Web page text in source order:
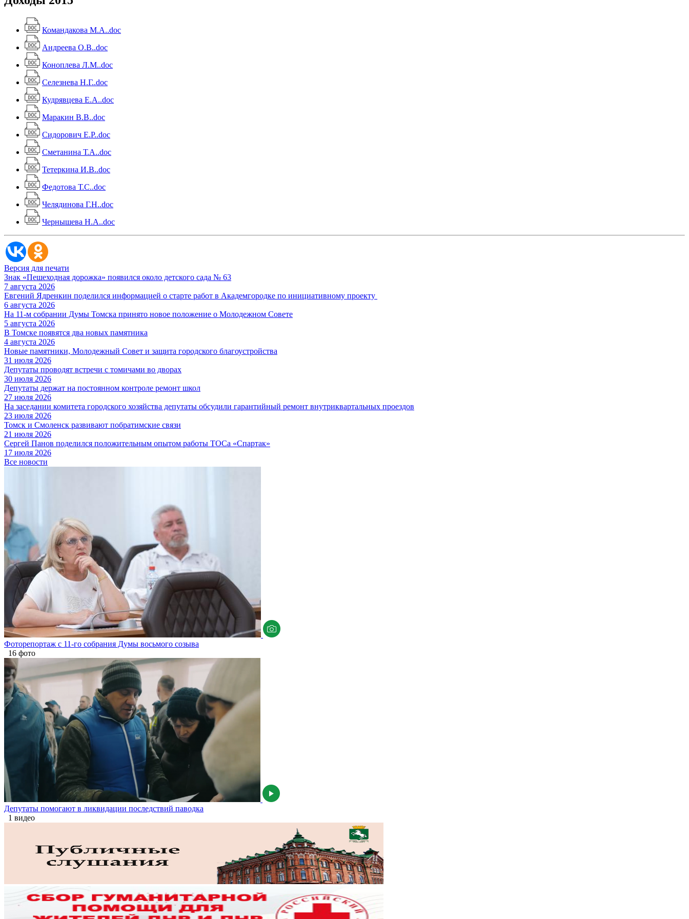
Командакова М.А..doc
Андреева О.В..doc
Коноплева Л.М..doc
Селезнева Н.Г..doc
Кудрявцева Е.А..doc
Маракин В.В..doc
Сидорович Е.Р..doc
Сметанина Т.А..doc
Тетеркина И.В..doc
Федотова Т.С..doc
Челядинова Г.Н..doc
Чернышева Н.А..doc
Версия для печати
Знак «Пешеходная дорожка» появился около детского сада № 63
7 августа 2026
Евгений Ядренкин поделился информацией о старте работ в Академгородке по инициативному проекту
6 августа 2026
На 11-м собрании Думы Томска принято новое положение о Молодежном Совете
5 августа 2026
В Томске появятся два новых памятника
4 августа 2026
Новые памятники, Молодежный Совет и защита городского благоустройства
31 июля 2026
Депутаты проводят встречи с томичами во дворах
30 июля 2026
Депутаты держат на постоянном контроле ремонт школ
27 июля 2026
На заседании комитета городского хозяйства депутаты обсудили гарантийный ремонт внутриквартальных проездов
23 июля 2026
Томск и Смоленск развивают побратимские связи
21 июля 2026
Сергей Панов поделился положительным опытом работы ТОСа «Спартак»
17 июля 2026
Все новости
Фоторепортаж с 11-го собрания Думы восьмого созыва
16 фото
Депутаты помогают в ликвидации последствий паводка
1 видео